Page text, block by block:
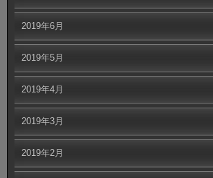
2019年6月
2019年5月
2019年4月
2019年3月
2019年2月